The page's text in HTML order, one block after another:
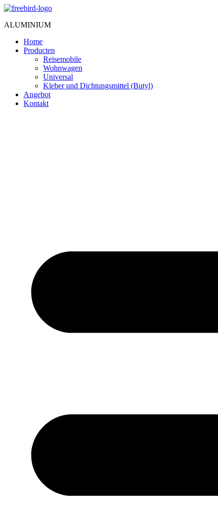
Zum
springen
ALUMINIUM
Home
Producten
Reisemobile
Wohnwagen
Universal
Kleber und Dichtungsmittel (Butyl)
Angebot
Kontakt